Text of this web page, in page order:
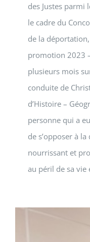
des Justes parmi
le cadre du
de la
promotion 2023
plusieurs mois
conduite de
d’Histoire –
personne qui a
de s’opposer à
nourrissant et
au péril de sa vie